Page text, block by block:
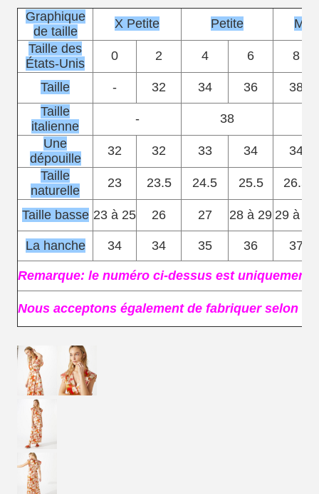
Graphique
de taille
X Petite Petite
Taille des
États-Unis
0 2 4 6 8
Taille - 32 34 36
38
Taille
italienne
- 38
Une
dépouille
32 32 33 34
34
Taille
naturelle
23 23.5 24.5 25.5 26.5
Taille basse 23 à 25 26 27 28 à 29 29 à 30
La hanche 34 34 35 36 37
Remarque: le numéro ci-dessus est uniquement
Nous acceptons également de fabriquer selon